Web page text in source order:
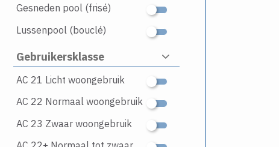
Gesneden pool (frisé)
Lussenpool (bouclé)
Gebruikersklasse
AC 21 Licht woongebruik
AC 22 Normaal woongebruik
AC 23 Zwaar woongebruik